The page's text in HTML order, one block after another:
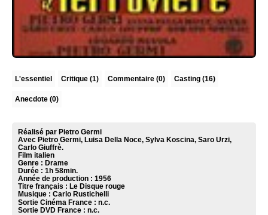
L'essentiel Critique (1) Commentaire (0) Casting (16)
Anecdote (0)
Réalisé par Pietro Germi
Avec Pietro Germi, Luisa Della Noce, Sylva Koscina, Saro Urzi,
Carlo Giuffrè.
Film italien
Genre : Drame
Durée : 1h 58min.
Année de production : 1956
Titre français : Le Disque rouge
Musique : Carlo Rustichelli
Sortie Cinéma France : n.c.
Sortie DVD France : n.c.